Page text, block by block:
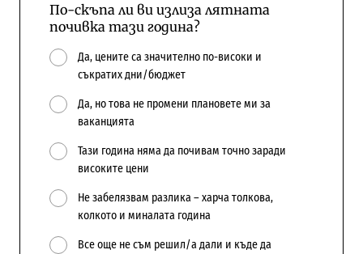
По-скъпа ли ви излиза лятната
почивка тази година?
Да, цените са значително по-високи и
съкратих дни/бюджет
Да, но това не промени плановете ми за
ваканцията
Тази година няма да почивам точно заради
високите цени
Не забелязвам разлика – харча толкова,
колкото и миналата година
Все още не съм решил/а дали и къде да